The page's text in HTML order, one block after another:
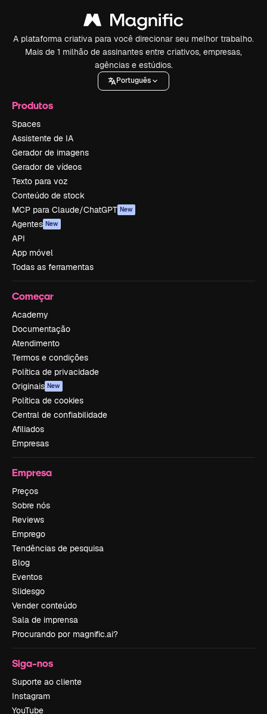
A plataforma criativa para você direcionar seu melhor trabalho.
Mais de 1 milhão de assinantes entre criativos, empresas,
agências e estúdios.
Português
Produtos
Spaces
Assistente de IA
Gerador de imagens
Gerador de vídeos
Texto para voz
Conteúdo de stock
MCP para Claude/ChatGPT New
Agentes New
API
App móvel
Todas as ferramentas
Começar
Academy
Documentação
Atendimento
Termos e condições
Política de privacidade
Originais New
Política de cookies
Central de confiabilidade
Afiliados
Empresas
Empresa
Preços
Sobre nós
Reviews
Emprego
Tendências de pesquisa
Blog
Eventos
Slidesgo
Vender conteúdo
Sala de imprensa
Procurando por magnific.ai?
Siga-nos
Suporte ao cliente
Instagram
YouTube